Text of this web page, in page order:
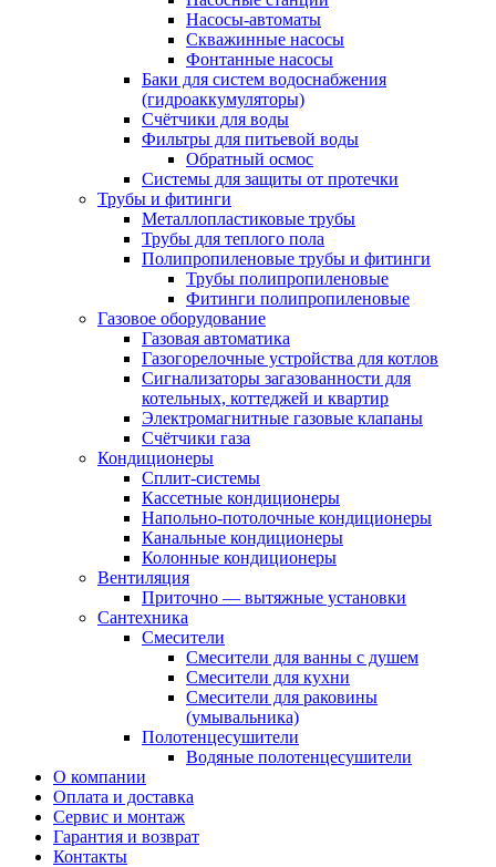
Насосы-автоматы
Скважинные насосы
Фонтанные насосы
Баки для систем водоснабжения
(гидроаккумуляторы)
Счётчики для воды
Фильтры для питьевой воды
Обратный осмос
Системы для защиты от протечки
Трубы и фитинги
Металлопластиковые трубы
Трубы для теплого пола
Полипропиленовые трубы и фитинги
Трубы полипропиленовые
Фитинги полипропиленовые
Газовое оборудование
Газовая автоматика
Газогорелочные устройства для котлов
Сигнализаторы загазованности для
котельных, коттеджей и квартир
Электромагнитные газовые клапаны
Счётчики газа
Кондиционеры
Сплит-системы
Кассетные кондиционеры
Напольно-потолочные кондиционеры
Канальные кондиционеры
Колонные кондиционеры
Вентиляция
Приточно — вытяжные установки
Сантехника
Смесители
Смесители для ванны с душем
Смесители для кухни
Смесители для раковины
(умывальника)
Полотенцесушители
Водяные полотенцесушители
О компании
Оплата и доставка
Сервис и монтаж
Гарантия и возврат
Контакты